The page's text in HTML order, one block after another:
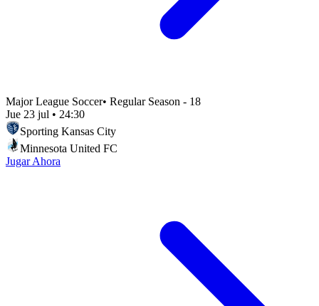
Major League Soccer• Regular Season - 18
Jue 23 jul • 24:30
Sporting Kansas City
Minnesota United FC
Jugar Ahora